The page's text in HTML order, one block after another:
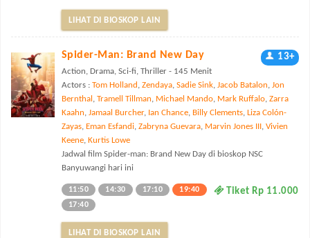
LIHAT DI BIOSKOP LAIN
Spider-Man: Brand New Day 13+
Action, Drama, Sci-fi, Thriller - 145 Menit
Actors : Tom Holland , Zendaya, Sadie Sink, Jacob Batalon, Jon
Bernthal , Tramell Tillman, Michael Mando, Mark Ruffalo, Zarra
Kaahn, Jamaal Burcher, Ian Chance, Billy Clements, Liza Colón-
Zayas, Eman Esfandi, Zabryna Guevara, Marvin Jones III, Vivien
Keene, Kurtis Lowe
Jadwal film Spider-man: Brand New Day di bioskop NSC
Banyuwangi hari ini
Tiket Rp 11.000
11:50 14:30 17:10
19:40
17:40
LIHAT DI BIOSKOP LAIN